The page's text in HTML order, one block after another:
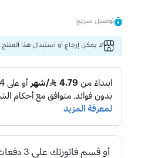
توصيل سريع
لا يمكن إرجاع أو استبدال هذا المنتج.